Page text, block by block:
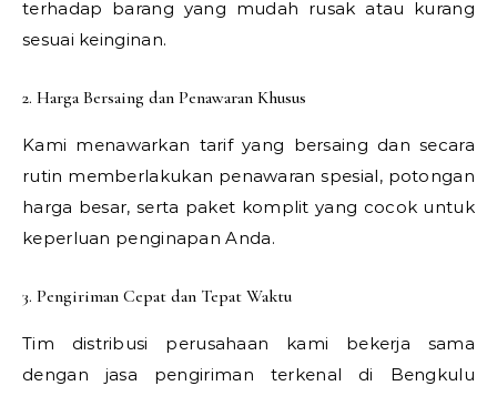
terhadap barang yang mudah rusak atau kurang
sesuai keinginan.
2. Harga Bersaing dan Penawaran Khusus
Kami menawarkan tarif yang bersaing dan secara
rutin memberlakukan penawaran spesial, potongan
harga besar, serta paket komplit yang cocok untuk
keperluan penginapan Anda.
3. Pengiriman Cepat dan Tepat Waktu
Tim distribusi perusahaan kami bekerja sama
dengan jasa pengiriman terkenal di Bengkulu